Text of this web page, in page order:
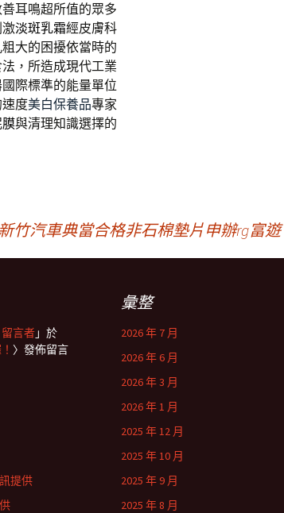
耳鳴超所值的眾多
淡斑乳霜經皮膚科
大的困擾依當時的
，所造成現代工業
際標準的能量單位
度美白保養品專家
與清理知識選擇的
竹汽車典當合格非石棉墊片申辦rg富遊
言者」於
〉發佈留言
彙整
2026 年 7 月
2026 年 6 月
2026 年 3 月
2026 年 1 月
2025 年 12 月
2025 年 10 月
2025 年 9 月
2025 年 8 月
提供